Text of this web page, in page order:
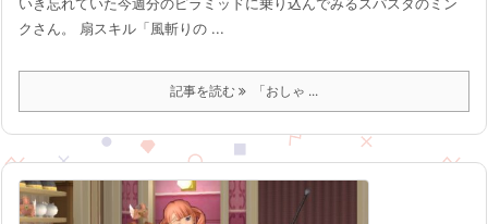
クさん。 扇スキル「風斬りの ...
記事を読む 「おしゃ ...